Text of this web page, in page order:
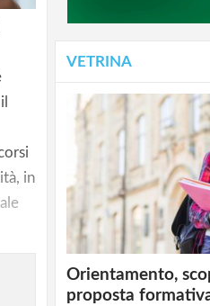
in
VETRINA
Orientamento,
proposta